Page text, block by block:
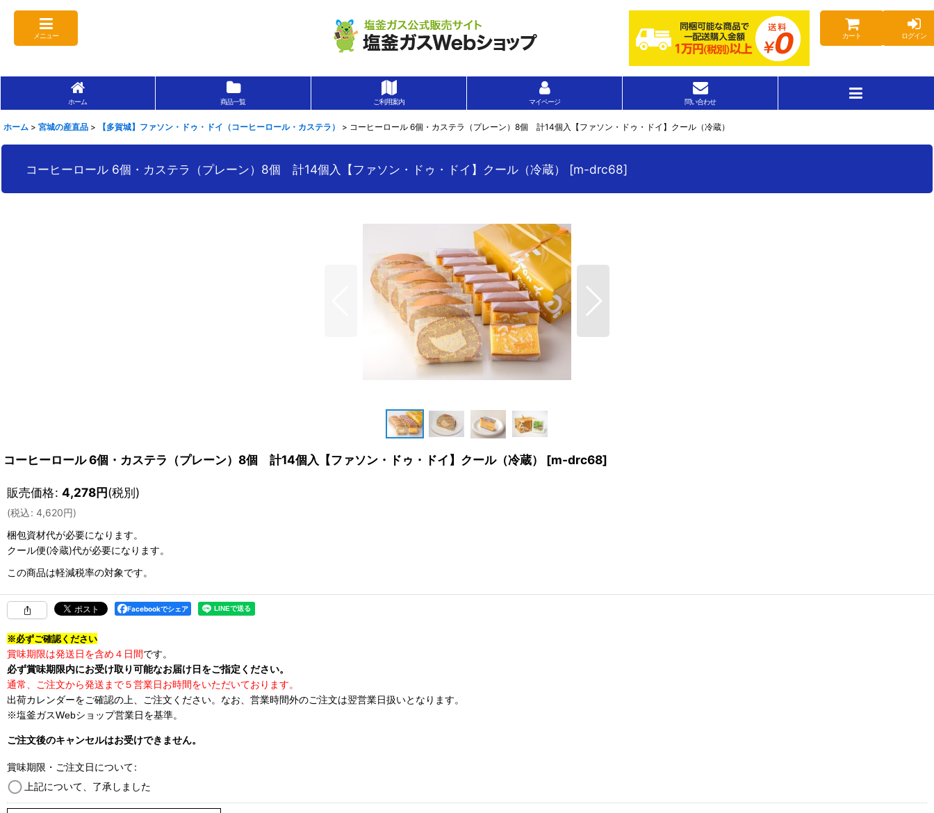
メニュー カート ログイン
ホーム 商品一覧 ご利用案内 マイページ 問い合わせ
ホーム > 宮城の産直品 > 【多賀城】ファソン・ドゥ・ドイ（コーヒーロール・カステラ） > コーヒーロール 6個・カステラ（プレーン）8個 計14個入【ファソン・ドゥ・ドイ】クール（冷蔵）
コーヒーロール 6個・カステラ（プレーン）8個 計14個入【ファソン・ドゥ・ドイ】クール（冷蔵） [m-drc68]
コーヒーロール 6個・カステラ（プレーン）8個 計14個入【ファソン・ドゥ・ドイ】クール（冷蔵） [m-drc68]
販売価格: 4,278円(税別)
(税込: 4,620円)
梱包資材代が必要になります。
クール便(冷蔵)代が必要になります。
この商品は軽減税率の対象です。
Facebookでシェア
※必ずご確認ください
賞味期限は発送日を含め４日間です。
必ず賞味期限内にお受け取り可能なお届け日をご指定ください。
通常、ご注文から発送まで５営業日お時間をいただいております。
出荷カレンダーをご確認の上、ご注文ください。なお、営業時間外のご注文は翌営業日扱いとなります。
※塩釜ガスWebショップ営業日を基準。
ご注文後のキャンセルはお受けできません。
賞味期限・ご注文日について:
上記について、了承しました